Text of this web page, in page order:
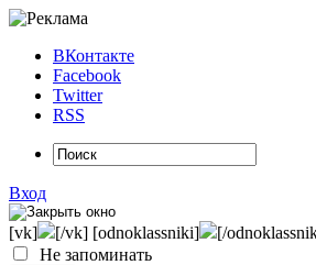
ВКонтакте
Facebook
Twitter
RSS
Вход
[vk] [/vk] [odnoklassniki] [/
Не запоминать